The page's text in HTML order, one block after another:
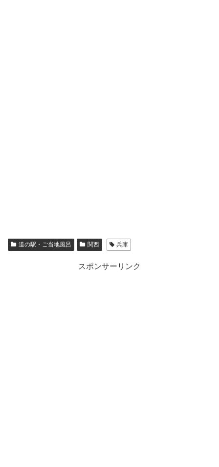
道の駅・ご当地風呂 関西 兵庫
スポンサーリンク